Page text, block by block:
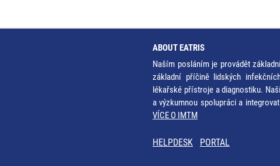
ABOUT EATRIS
Naším posláním je provádět
základní příčině lidských
lékařské přístroje a diagnostiku.
a výzkumnou spolupráci a
VÍCE O IMTM
HELPDESK PORTAL